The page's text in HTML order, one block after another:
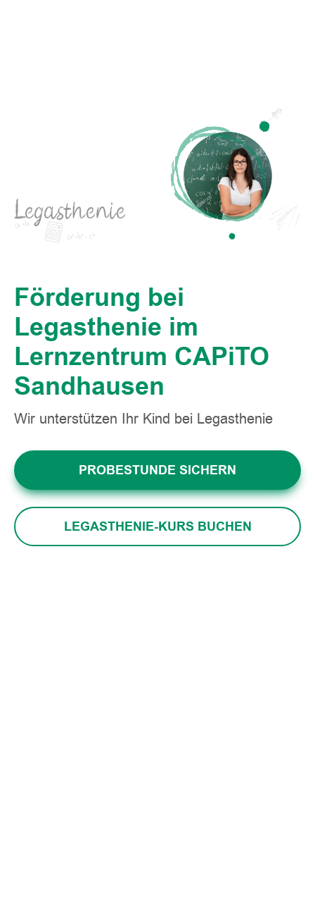
Legasthenie
Förderung bei
Legasthenie im
Lernzentrum CAPiTO
Sandhausen
Wir unterstützen Ihr Kind bei Legasthenie
PROBESTUNDE SICHERN
LEGASTHENIE-KURS BUCHEN